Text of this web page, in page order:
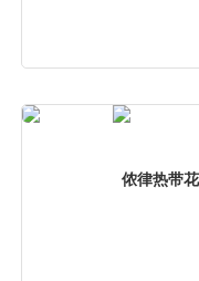
侬律热带